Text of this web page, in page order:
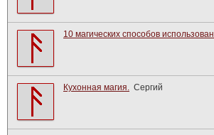
10 магических способов
Кухонная магия. Сергий